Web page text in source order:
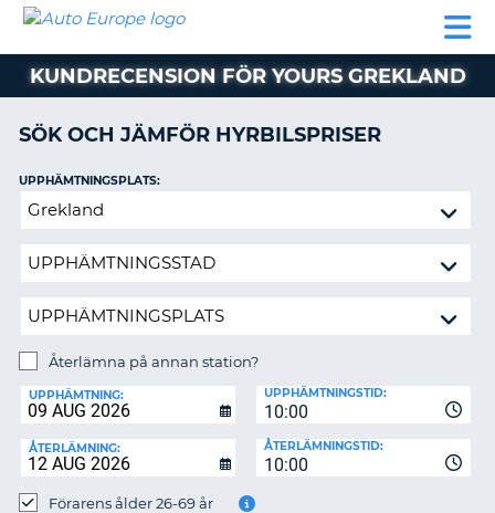
HYRBIL
HYRA
PARTNER
AUTO
EUROPE
HYRBIL
HYRA
HUSBIL
MIN
MEDLEMSINFORMATION
ADMINISTRERA
BOKNING
SVERIGE
KUNDRECENSION FÖR YOURS GREKLAND
SÖK OCH JÄMFÖR HYRBILSPRISER
Återlämna
annan
UPPHÄMTNINGSPLATS:
Återlämna på annan station?
UPPHÄMTNING:
10:00
UPPHÄMTNINGSTID:
ÅTERLÄMNING:
10:00
ÅTERLÄMNINGSTID:
Förarens ålder 26-69 år